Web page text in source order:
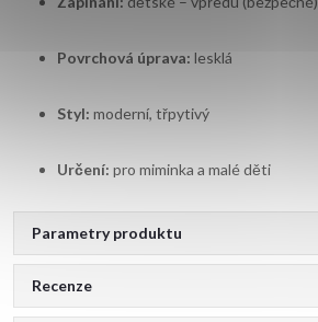
Povrchová úprava: lesklá
Styl: moderní, třpytivý
Určení: pro miminka a malé děti
Parametry produktu
Recenze